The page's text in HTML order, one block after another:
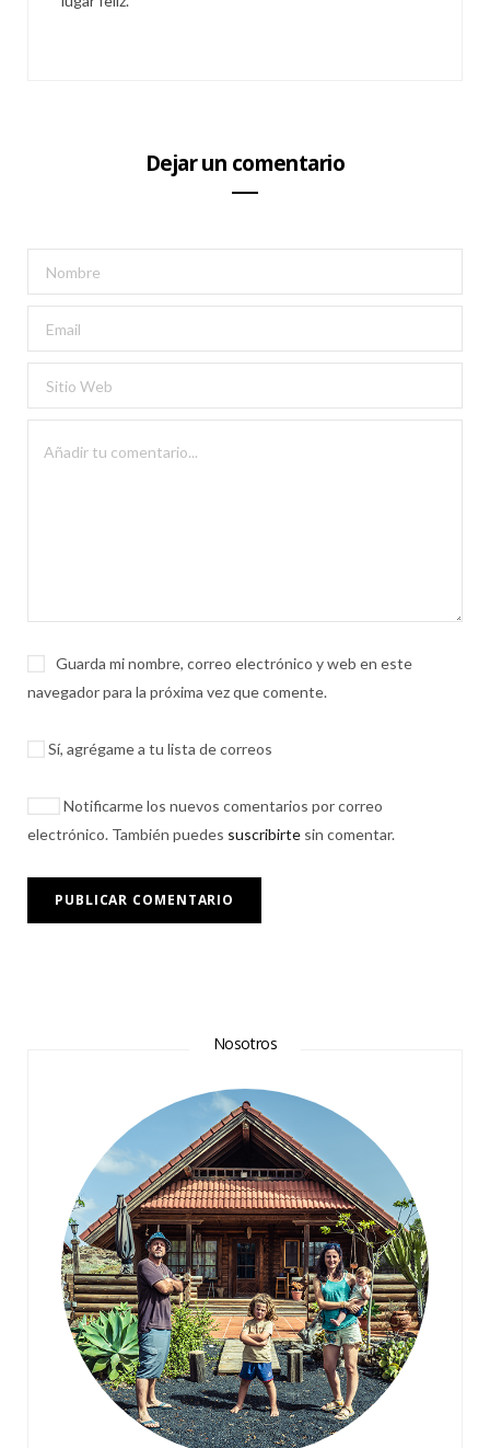
Dejar un comentario
Guarda mi nombre, correo electrónico y web en este
navegador para la próxima vez que comente.
Sí, agrégame a tu lista de correos
Notificarme los nuevos comentarios por correo
electrónico. También puedes suscribirte sin comentar.
Nosotros